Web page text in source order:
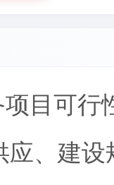
项目可
应、建